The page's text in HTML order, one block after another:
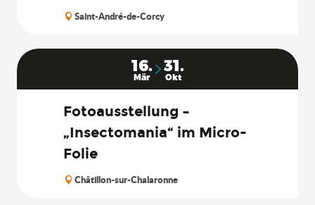
Saint-André-de-Corcy
16.
Mär
31.
Okt
Fotoausstellung –
„Insectomania“ im Micro-
Folie
Châtillon-sur-Chalaronne